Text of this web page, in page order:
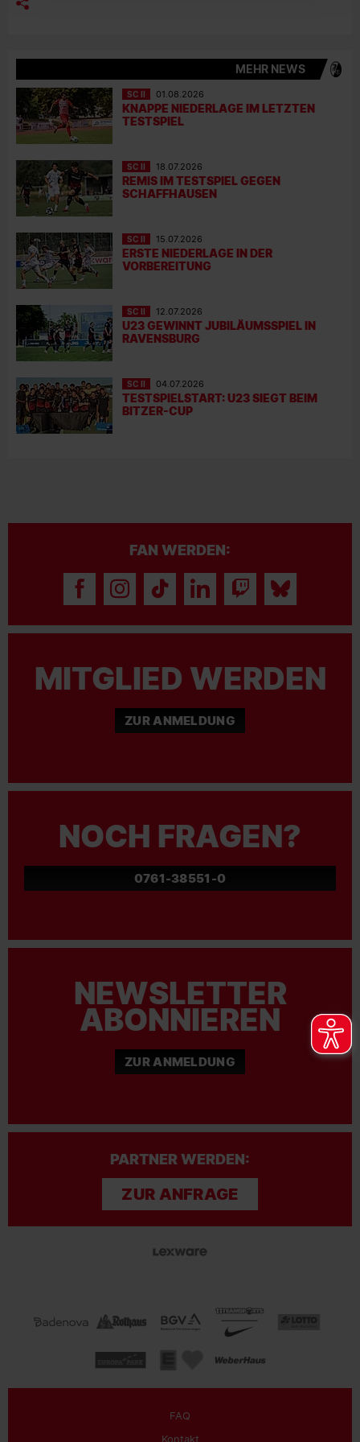
MEHR NEWS
SC II 01.08.2026
KNAPPE NIEDERLAGE IM LETZTEN
TESTSPIEL
SC II 18.07.2026
REMIS IM TESTSPIEL GEGEN
SCHAFFHAUSEN
SC II 15.07.2026
ERSTE NIEDERLAGE IN DER
VORBEREITUNG
SC II 12.07.2026
U23 GEWINNT JUBILÄUMSSPIEL IN
RAVENSBURG
SC II 04.07.2026
TESTSPIELSTART: U23 SIEGT BEIM
BITZER-CUP
FAN WERDEN:
MITGLIED WERDEN
ZUR ANMELDUNG
NOCH FRAGEN?
0761-38551-0
NEWSLETTER
ABONNIEREN
ZUR ANMELDUNG
PARTNER WERDEN:
ZUR ANFRAGE
FAQ
Kontakt